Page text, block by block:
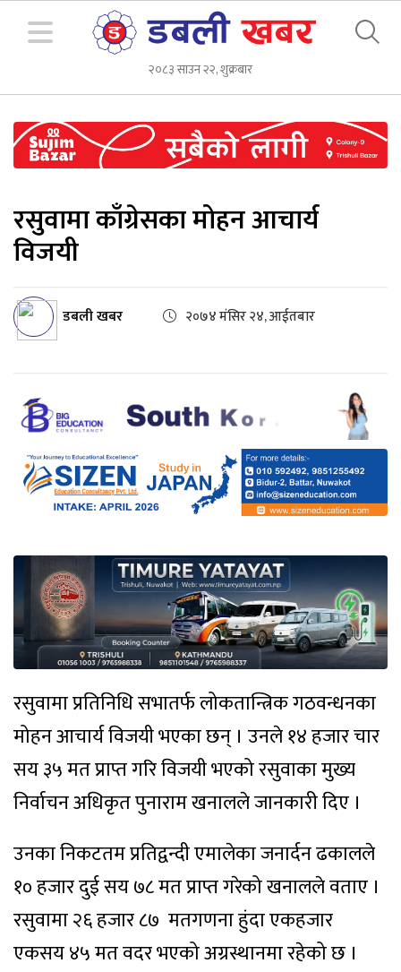
२०८३ साउन २२, शुक्रबार
रसुवामा काँग्रेसका मोहन आचार्य
विजयी
डबली खबर २०७४ मंसिर २४, आईतबार
रसुवामा प्रतिनिधि सभातर्फ लोकतान्त्रिक गठवन्धनका
मोहन आचार्य विजयी भएका छन् । उनले १४ हजार चार
सय ३५ मत प्राप्त गरि विजयी भएको रसुवाका मुख्य
निर्वाचन अधिकृत पुनाराम खनालले जानकारी दिए ।
उनका निकटतम प्रतिद्वन्दी एमालेका जनार्दन ढकालले
१० हजार दुई सय ७८ मत प्राप्त गरेको खनालले वताए ।
रसुवामा २६ हजार ८७ मतगणना हुंदा एकहजार
एकसय ४५ मत वदर भएको अग्रस्थानमा रहेको छ ।